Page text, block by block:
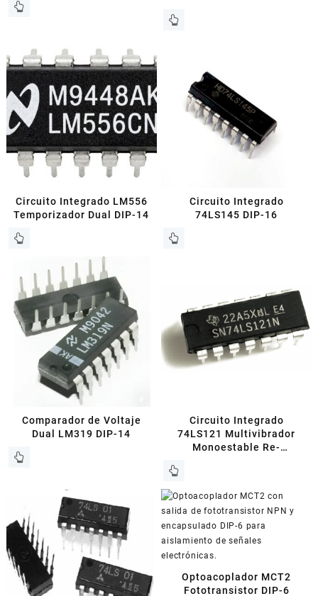
Circuito Integrado LM556
Temporizador Dual DIP-14
Circuito Integrado
74LS145 DIP-16
Comparador de Voltaje
Dual LM319 DIP-14
Circuito Integrado
74LS121 Multivibrador
Monoestable Re-
Optoacoplador MCT2
Fototransistor DIP-6